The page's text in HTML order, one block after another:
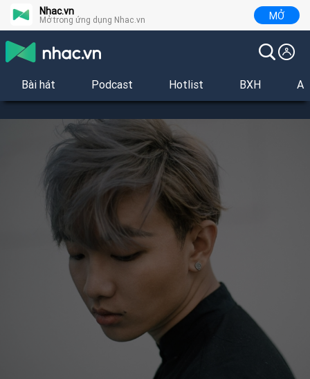
Nhac.vn
Mở trong ứng dụng Nhac.vn MỞ
Bài hát Podcast Hotlist BXH